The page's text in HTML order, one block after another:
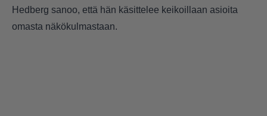
Hedberg sanoo, että hän käsittelee keikoillaan asioita
omasta näkökulmastaan.